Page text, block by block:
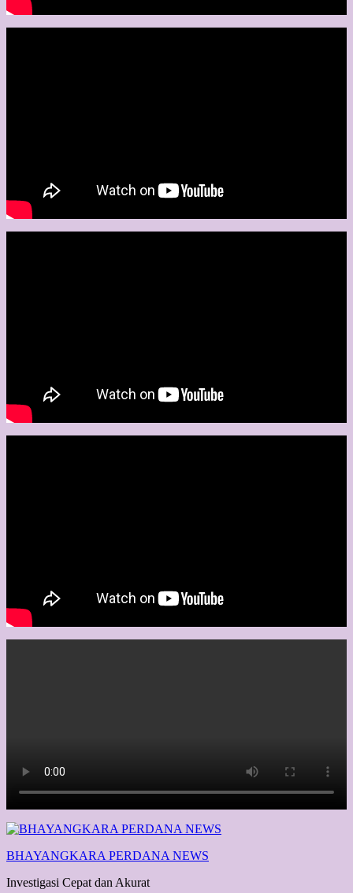
BHAYANGKARA PERDANA NEWS
Investigasi Cepat dan Akurat